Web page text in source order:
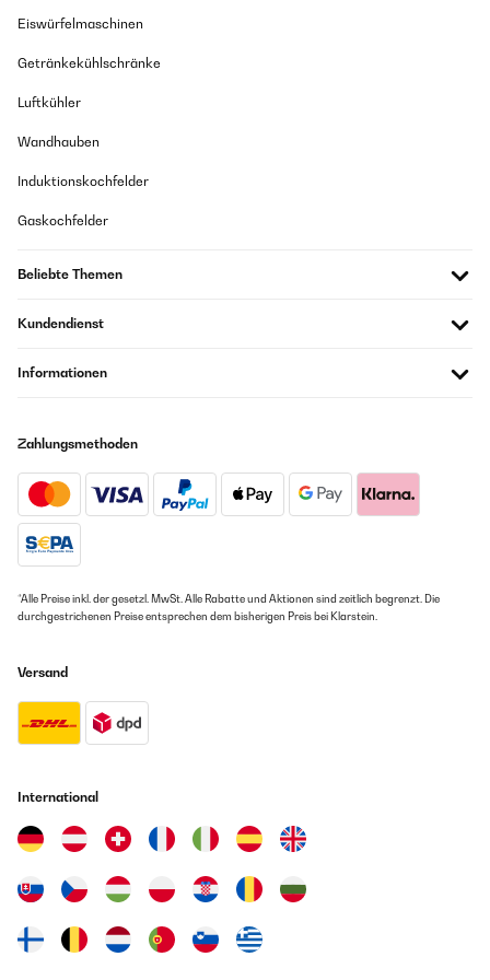
water.This one is more resistant, probably bc it has the extra
anyway. Just longer.
Amazon user
Eiswürfelmaschinen
Getränkekühlschränke
Luftkühler
Wandhauben
Induktionskochfelder
Gaskochfelder
Beliebte Themen
Kundendienst
Informationen
Zahlungsmethoden
*Alle Preise inkl. der gesetzl. MwSt. Alle Rabatte und Aktionen sind zeitlich begrenzt. Die
durchgestrichenen Preise entsprechen dem bisherigen Preis bei Klarstein.
Versand
International